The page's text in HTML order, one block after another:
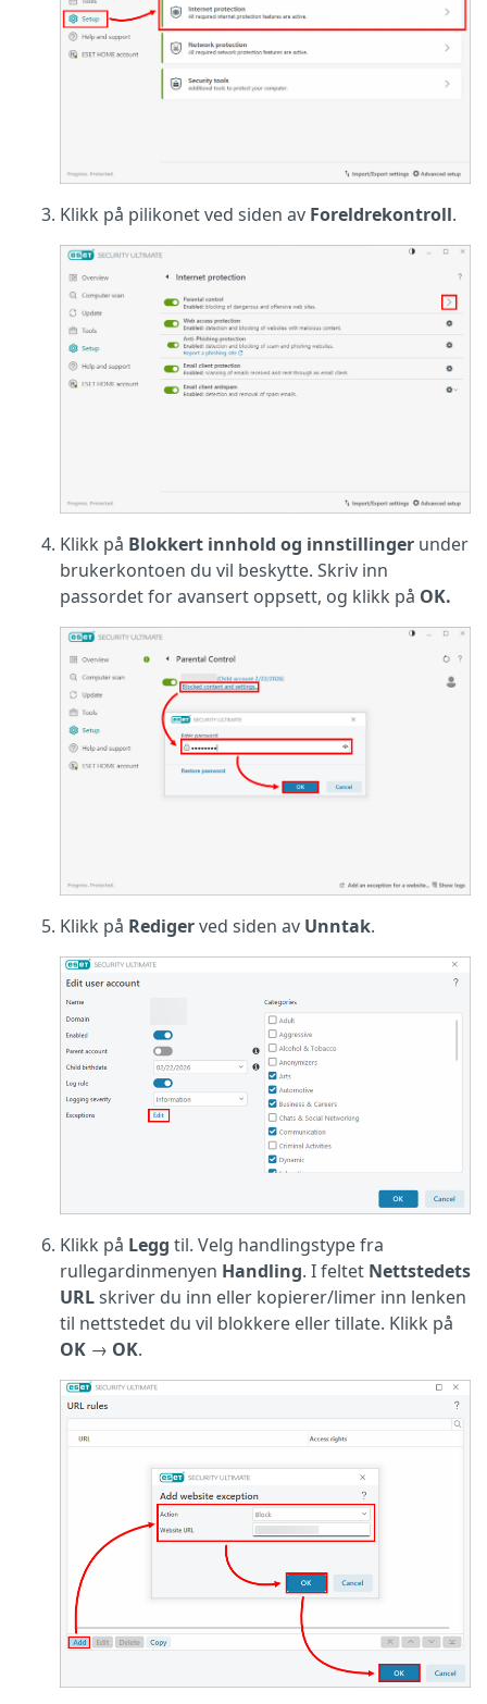
Klikk på pilikonet ved siden av Foreldrekontroll.
Klikk på Blokkert innhold og innstillinger under
brukerkontoen du vil beskytte. Skriv inn
passordet for avansert oppsett, og klikk på OK.
Klikk på Redigerved siden av Unntak.
Klikk på Legg til. Velg handlingstype fra
rullegardinmenyen Handling. I feltet Nettstedets
URLskriver du inn eller kopierer/limer inn lenken
til nettstedet du vil blokkere eller tillate. Klikk på
OK → OK.